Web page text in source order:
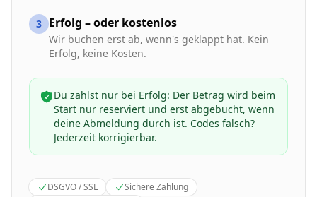
3 Erfolg – oder kostenlos
Wir buchen erst ab, wenn's geklappt hat. Kein
Erfolg, keine Kosten.
Du zahlst nur bei Erfolg: Der Betrag wird beim
Start nur reserviert und erst abgebucht, wenn
deine Abmeldung durch ist. Codes falsch?
Jederzeit korrigierbar.
DSGVO / SSL
Sichere Zahlung